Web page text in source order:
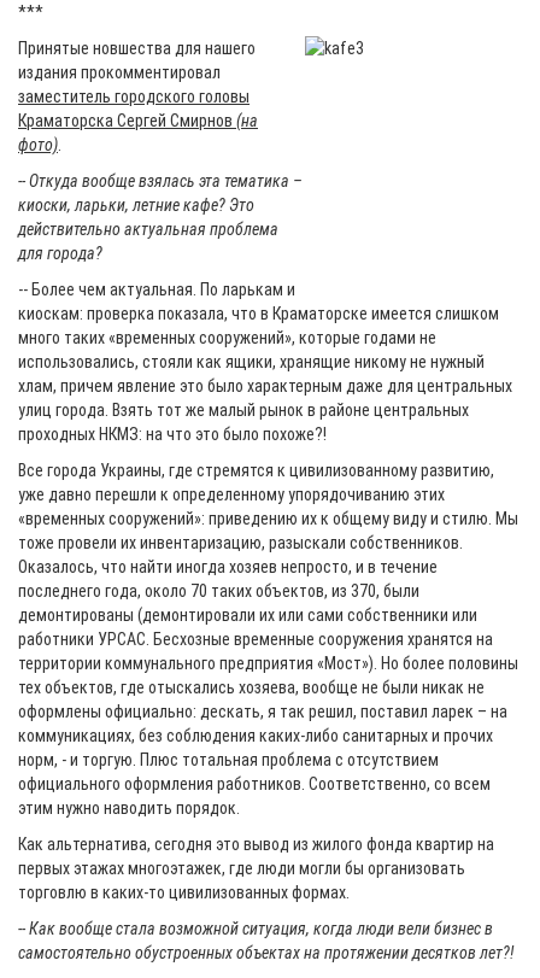
***
Принятые новшества для нашего
издания прокомментировал
заместитель городского головы
Краматорска Сергей Смирнов (на
фото)
-- Откуда вообще взялась эта тематика –
киоски, ларьки, летние кафе? Это
действительно актуальная проблема
для города?
-- Более чем актуальная. По ларькам и
киоскам: проверка показала, что в Краматорске имеется слишком
много таких «временных сооружений», которые годами не
использовались, стояли как ящики, хранящие никому не нужный
хлам, причем явление это было характерным даже для центральных
улиц города. Взять тот же малый рынок в районе центральных
проходных НКМЗ: на что это было похоже?!
Все города Украины, где стремятся к цивилизованному развитию,
уже давно перешли к определенному упорядочиванию этих
«временных сооружений»: приведению их к общему виду и стилю. Мы
тоже провели их инвентаризацию, разыскали собственников.
Оказалось, что найти иногда хозяев непросто, и в течение
последнего года, около 70 таких объектов, из 370, были
демонтированы (демонтировали их или сами собственники или
работники УРСАС. Бесхозные временные сооружения хранятся на
территории коммунального предприятия «Мост»). Но более половины
тех объектов, где отыскались хозяева, вообще не были никак не
оформлены официально: дескать, я так решил, поставил ларек – на
коммуникациях, без соблюдения каких-либо санитарных и прочих
норм, - и торгую. Плюс тотальная проблема с отсутствием
официального оформления работников. Соответственно, со всем
этим нужно наводить порядок.
Как альтернатива, сегодня это вывод из жилого фонда квартир на
первых этажах многоэтажек, где люди могли бы организовать
торговлю в каких-то цивилизованных формах.
-- Как вообще стала возможной ситуация, когда люди вели бизнес в
самостоятельно обустроенных объектах на протяжении десятков лет?!